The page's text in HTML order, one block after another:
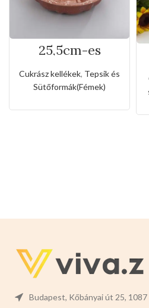
25,5cm-es
tapadásmentes
kuglóf sütőforma
Cukrász kellékek, Tepsik és
Sütőformák(Fémek)
Budapest, Kőbányai út 25, 1087